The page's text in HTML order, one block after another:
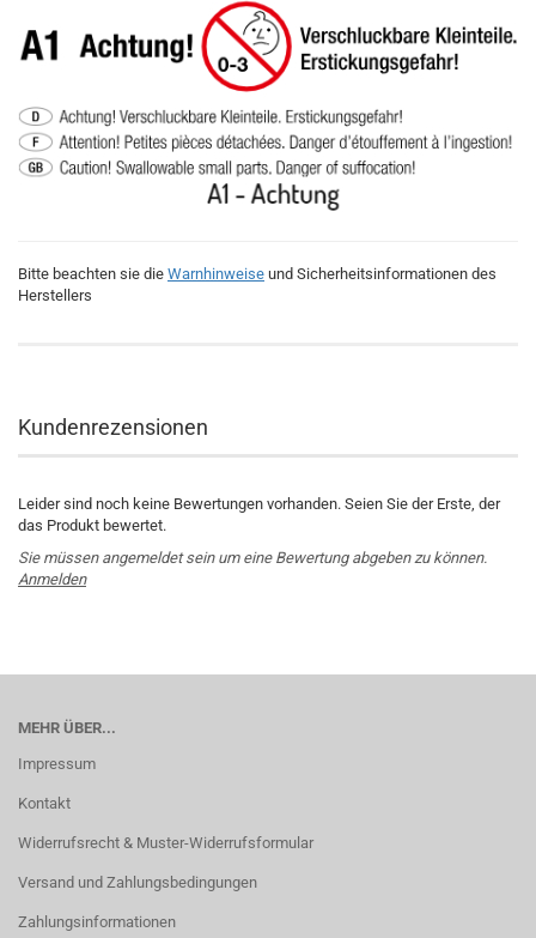
Bitte beachten sie die Warnhinweise und Sicherheitsinformationen des
Herstellers
Kundenrezensionen
Leider sind noch keine Bewertungen vorhanden. Seien Sie der Erste, der
das Produkt bewertet.
Sie müssen angemeldet sein um eine Bewertung abgeben zu können.
Anmelden
MEHR ÜBER...
Impressum
Kontakt
Widerrufsrecht & Muster-Widerrufsformular
Versand und Zahlungsbedingungen
Zahlungsinformationen